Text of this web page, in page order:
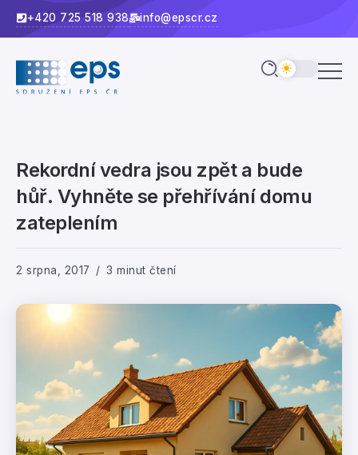
+420 725 518 938 info@epscr.cz
Rekordní vedra jsou zpět a bude
hůř. Vyhněte se přehřívání domu
zateplením
2 srpna, 2017 3 minut čtení